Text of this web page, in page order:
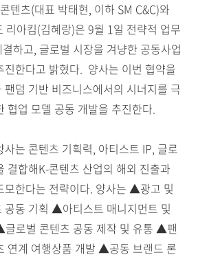
텐츠(대표 박태현, 이하 SM C&C)와
리아킴(김혜랑)은 9월 1일 전략적 업무
하고, 글로벌 시장을 겨냥한 공동사업
진한다고 밝혔다. 양사는 이번 협약을
팬덤 기반 비즈니스에서의 시너지를 극
협업 모델 공동 개발을 추진한다.
사는 콘텐츠 기획력, 아티스트 IP, 글로
결합해K-콘텐츠 산업의 해외 진출과
모한다는 전략이다. 양사는 ▲광고 및
공동 기획 ▲아티스트 매니지먼트 및
로벌 콘텐츠 공동 제작 및 유통 ▲팬
연계 여행상품 개발 ▲공동 브랜드 론